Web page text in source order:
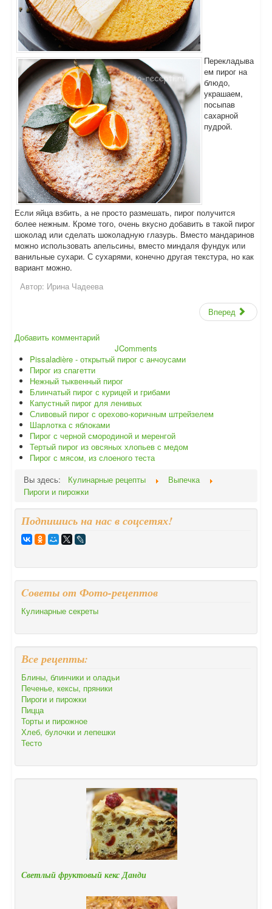
Перекладыва
ем пирог на
блюдо,
украшаем,
посыпав
сахарной
пудрой.
Если яйца взбить, а не просто размешать, пирог получится
более нежным. Кроме того, очень вкусно добавить в такой пирог
шоколад или сделать шоколадную глазурь. Вместо мандаринов
можно использовать апельсины, вместо миндаля фундук или
ванильные сухари. С сухарями, конечно другая текстура, но как
вариант можно.
Автор: Ирина Чадеева
Вперед
Добавить комментарий
JComments
Pissaladière - открытый пирог с анчоусами
Пирог из спагетти
Нежный тыквенный пирог
Блинчатый пирог с курицей и грибами
Капустный пирог для ленивых
Сливовый пирог с орехово-коричным штрейзелем
Шарлотка с яблоками
Пирог с черной смородиной и меренгой
Тертый пирог из овсяных хлопьев с медом
Пирог с мясом, из слоеного теста
Вы здесь:
Кулинарные рецепты
Выпечка
Пироги и пирожки
Подпишись на нас в соцсетях!
Cоветы от Фото-рецептов
Кулинарные секреты
Все рецепты:
Блины, блинчики и оладьи
Печенье, кексы, пряники
Пироги и пирожки
Пицца
Торты и пирожное
Хлеб, булочки и лепешки
Тесто
Светлый фруктовый кекс Данди